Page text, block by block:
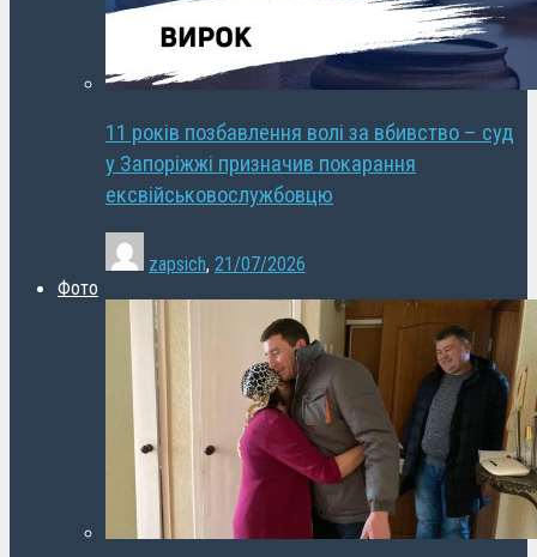
11 років позбавлення волі за вбивство – суд
у Запоріжжі призначив покарання
ексвійськовослужбовцю
zapsich, 21/07/2026
Фото